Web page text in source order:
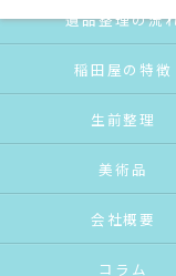
遺品整理の流
稲田屋の特徴
生前整理
美術品
会社概要
コラム